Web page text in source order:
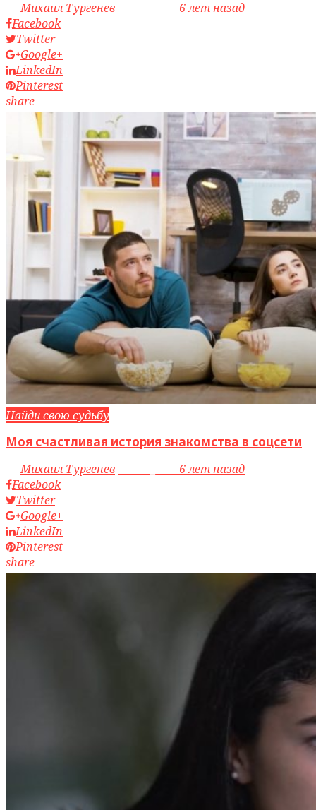
byМихаил Тургенев
6 лет назад
Facebook
Twitter
Google+
LinkedIn
Pinterest
share
Найди свою судьбу
Моя счастливая история знакомства в соцсети
byМихаил Тургенев
6 лет назад
Facebook
Twitter
Google+
LinkedIn
Pinterest
share